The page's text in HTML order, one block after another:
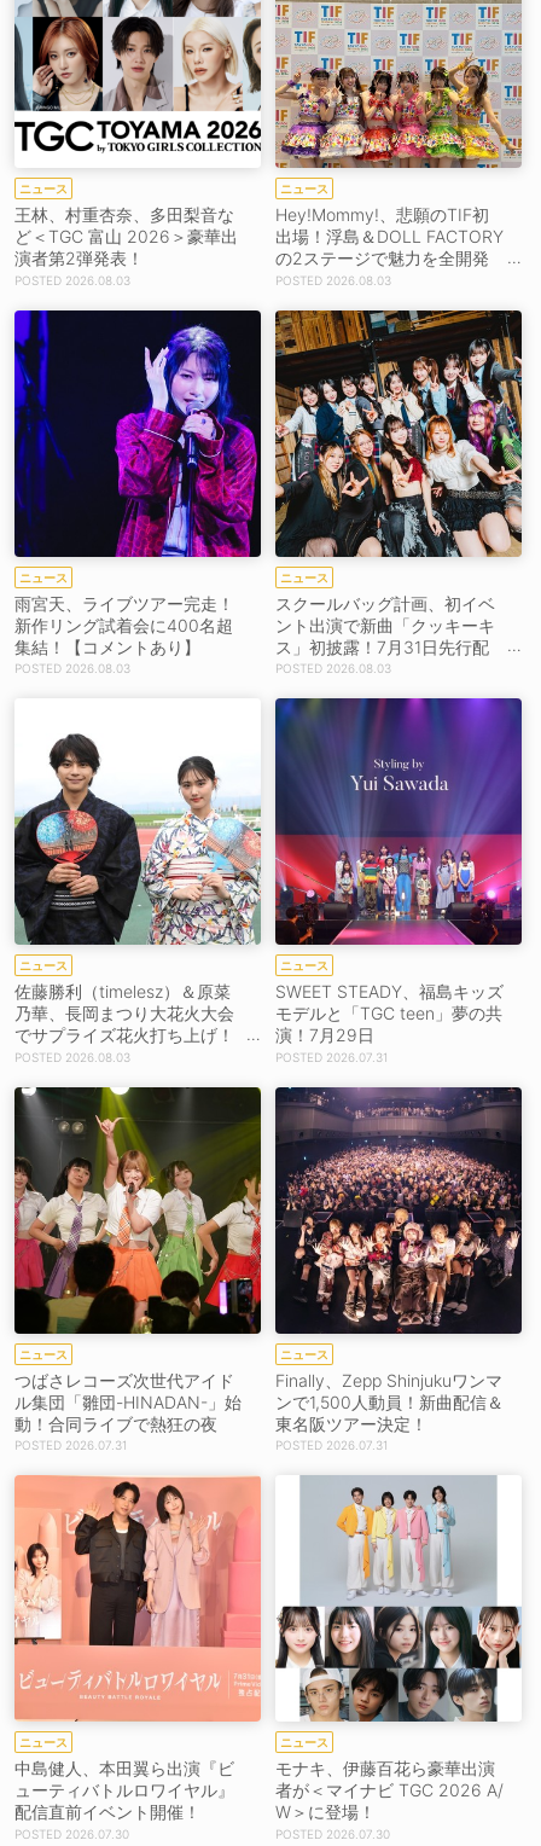
ニュース
王林、村重杏奈、多田梨音な
ど＜TGC 富山 2026＞豪華出
演者第2弾発表！
2026.08.03
ニュース
Hey!Mommy!、悲願のTIF初
出場！浮島＆DOLL FACTORY
の2ステージで魅力を全開発
揮
2026.08.03
ニュース
雨宮天、ライブツアー完走！
新作リング試着会に400名超
集結！【コメントあり】
2026.08.03
ニュース
スクールバッグ計画、初イベ
ント出演で新曲「クッキーキ
ス」初披露！7月31日先行配
信スタート【コメントあり】
2026.08.03
ニュース
佐藤勝利（timelesz）＆原菜
乃華、長岡まつり大花火大会
でサプライズ花火打ち上げ！
［イベントレポート］
2026.08.03
ニュース
SWEET STEADY、福島キッズ
モデルと「TGC teen」夢の共
演！7月29日
2026.07.31
ニュース
つばさレコーズ次世代アイド
ル集団「雛団-HINADAN-」始
動！合同ライブで熱狂の夜
2026.07.31
ニュース
Finally、Zepp Shinjukuワンマ
ンで1,500人動員！新曲配信＆
東名阪ツアー決定！
2026.07.31
ニュース
中島健人、本田翼ら出演『ビ
ューティバトルロワイヤル』
配信直前イベント開催！
2026.07.30
ニュース
モナキ、伊藤百花ら豪華出演
者が＜マイナビ TGC 2026 A/
W＞に登場！
2026.07.30